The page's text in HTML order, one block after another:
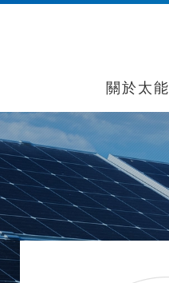
關於太能